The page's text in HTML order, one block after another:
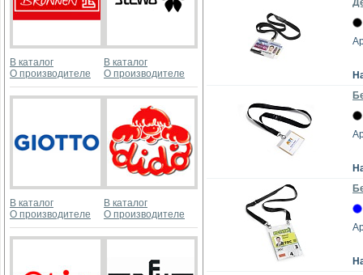
В каталог
О производителе
В каталог
О производителе
В каталог
О производителе
В каталог
О производителе